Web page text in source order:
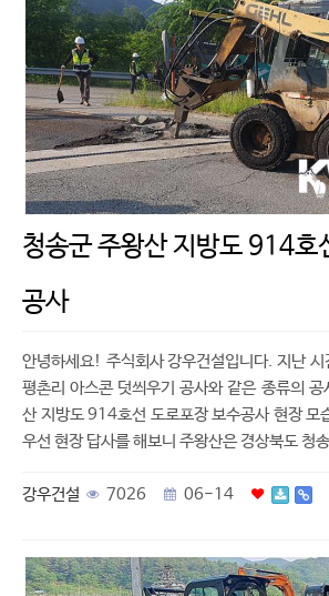
청송군 주왕산 지방도 914호
공사
안녕하세요! 주식회사 강우건설입니다. 지난
평촌리 아스콘 덧씌우기 공사와 같은 종류의
산 지방도 914호선 도로포장 보수공사 현장 모
우선 현장 답사를 해보니 주왕산은 경상북도 청
강우건설 7026 06-14